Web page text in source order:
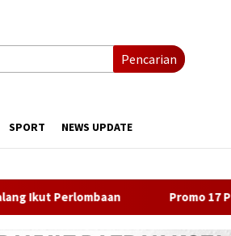
Pencarian
SPORT NEWS UPDATE
Promo 17 Persen HUT RI,